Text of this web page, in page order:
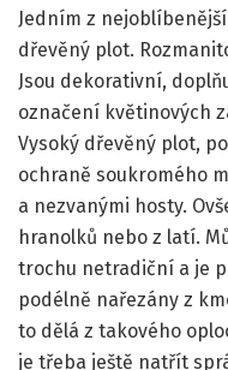
Jedním z
dřevěný plot.
Jsou dekorativní,
označení květinových
Vysoký dřevěný plot,
ochraně soukromého
a nezvanými hosty.
hranolků nebo z latí.
trochu netradiční a je
podélně nařezány z
to dělá z takového
je třeba ještě natřít